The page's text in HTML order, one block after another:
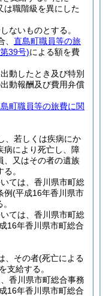
は職階級を異にした
ないものとする。
直島町職員等の旅
39号)による額を費
動したとき及び特別
動報酬及び費用弁償
町職員等の旅費に関
、若しくは疾病にか
病により死亡し、障
、又はその者の遺族
。
ては、香川県市町総
例(平成16年香川県市
ては、香川県市町総
16年香川県市町総合
、その者(死亡による
支給する。
香川県市町総合事務
16年香川県市町総合